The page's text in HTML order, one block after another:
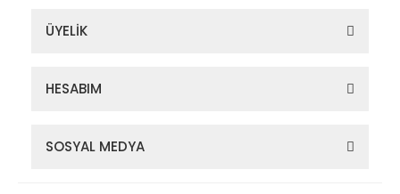
ÜYELİK
HESABIM
SOSYAL MEDYA